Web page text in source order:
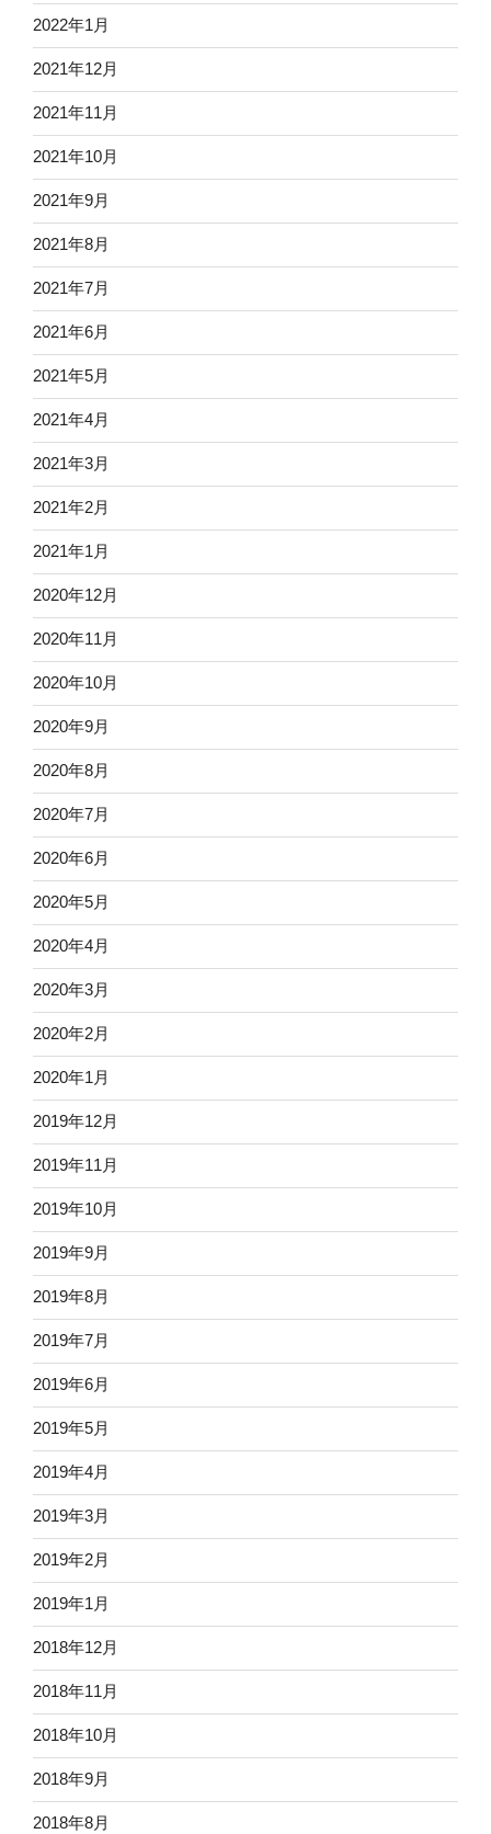
2022年1月
2021年12月
2021年11月
2021年10月
2021年9月
2021年8月
2021年7月
2021年6月
2021年5月
2021年4月
2021年3月
2021年2月
2021年1月
2020年12月
2020年11月
2020年10月
2020年9月
2020年8月
2020年7月
2020年6月
2020年5月
2020年4月
2020年3月
2020年2月
2020年1月
2019年12月
2019年11月
2019年10月
2019年9月
2019年8月
2019年7月
2019年6月
2019年5月
2019年4月
2019年3月
2019年2月
2019年1月
2018年12月
2018年11月
2018年10月
2018年9月
2018年8月